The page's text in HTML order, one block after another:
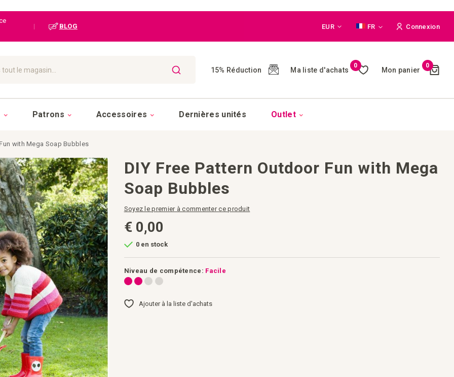
| BLOG Monnaie
EUR Langue
FR Connexion
15% Réduction Ma liste d'achats
0
Mon panier
0Cart
()
Patrons Accessoires Dernières unités Outlet
with Mega Soap Bubbles
DIY Free Pattern Outdoor Fun with Mega
Soap Bubbles
Soyez le premier à commenter ce produit
€ 0,00
0 en stock
Niveau de compétence: Facile
Ajouter à la liste d'achats